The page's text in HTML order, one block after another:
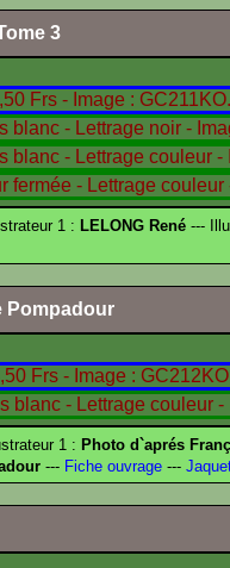
3
1 : LELONG René ---
Pompadour
1 : Photo d`aprés
--- Fiche ouvrage ---